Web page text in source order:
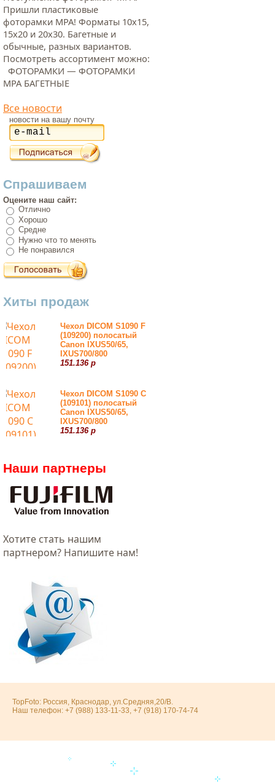
Пришли пластиковые
фоторамки МРА! Форматы 10х15,
15х20 и 20х30. Багетные и
обычные, разных вариантов.
Посмотреть ассортимент можно:
ФОТОРАМКИ — ФОТОРАМКИ
МРА БАГЕТНЫЕ
Все новости
новости на вашу почту
Спрашиваем
Оцените наш сайт:
Отлично
Хорошо
Средне
Нужно что то менять
Не понравился
Хиты продаж
Чехол DICOM S1090 F
(109200) полосатый
Canon IXUS50/65,
IXUS700/800
151.136 р
Чехол DICOM S1090 С
(109101) полосатый
Canon IXUS50/65,
IXUS700/800
151.136 р
Наши партнеры
Хотитe стать нашим
партнером? Напишите нам!
TopFoto: Россия, Краснодар, ул.Средняя,20/В.
Наш телефон: +7 (988) 133-11-33, +7 (918) 170-74-74